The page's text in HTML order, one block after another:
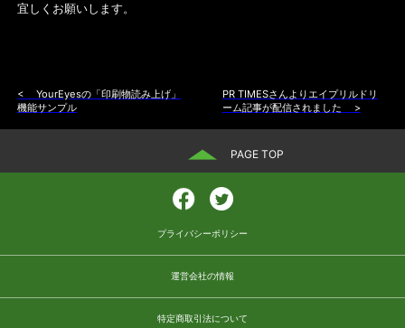
宜しくお願いします。
<
YourEyesの「印刷物読み上げ」
機能サンプル
PR TIMESさんよりエイプリルドリ
ーム記事が配信されました
>
PAGE TOP
プライバシーポリシー
運営会社の情報
特定商取引法について